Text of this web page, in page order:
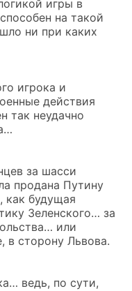
игры в
на такой
ни при каких
игрока и
действия
так неудачно
за шасси
продана Путину
как будущая
Зеленского… за
или
в сторону Львова.
ведь, по сути,